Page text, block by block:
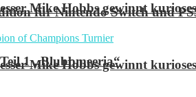
Mike Hobbs gewinnt
1 „Blubbmeeria“
für Nintendo Switch und
Mike Hobbs gewinnt